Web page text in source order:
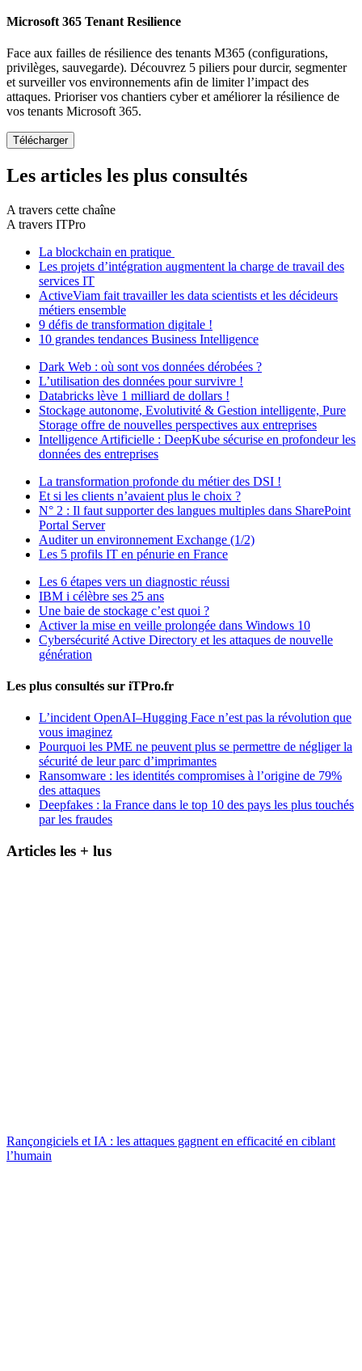
Microsoft 365 Tenant Resilience
Face aux failles de résilience des tenants M365 (configurations,
privilèges, sauvegarde). Découvrez 5 piliers pour durcir, segmenter
et surveiller vos environnements afin de limiter l’impact des
attaques. Prioriser vos chantiers cyber et améliorer la résilience de
vos tenants Microsoft 365.
Les articles les plus consultés
A travers cette chaîne
A travers ITPro
La blockchain en pratique
Les projets d’intégration augmentent la charge de travail des
services IT
ActiveViam fait travailler les data scientists et les décideurs
métiers ensemble
9 défis de transformation digitale !
10 grandes tendances Business Intelligence
Dark Web : où sont vos données dérobées ?
L’utilisation des données pour survivre !
Databricks lève 1 milliard de dollars !
Stockage autonome, Evolutivité & Gestion intelligente, Pure
Storage offre de nouvelles perspectives aux entreprises
Intelligence Artificielle : DeepKube sécurise en profondeur les
données des entreprises
La transformation profonde du métier des DSI !
Et si les clients n’avaient plus le choix ?
N° 2 : Il faut supporter des langues multiples dans SharePoint
Portal Server
Auditer un environnement Exchange (1/2)
Les 5 profils IT en pénurie en France
Les 6 étapes vers un diagnostic réussi
IBM i célèbre ses 25 ans
Une baie de stockage c’est quoi ?
Activer la mise en veille prolongée dans Windows 10
Cybersécurité Active Directory et les attaques de nouvelle
génération
Les plus consultés sur iTPro.fr
L’incident OpenAI–Hugging Face n’est pas la révolution que
vous imaginez
Pourquoi les PME ne peuvent plus se permettre de négliger la
sécurité de leur parc d’imprimantes
Ransomware : les identités compromises à l’origine de 79%
des attaques
Deepfakes : la France dans le top 10 des pays les plus touchés
par les fraudes
Articles les + lus
Rançongiciels et IA : les attaques gagnent en efficacité en ciblant
l’humain